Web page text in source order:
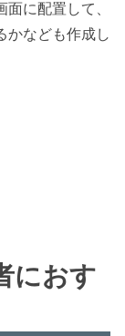
に配置して、
かなども作成し
におす